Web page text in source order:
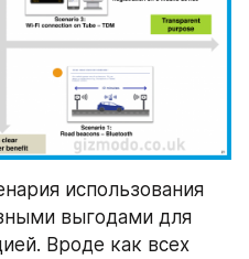
использования
выгодами для
Вроде как всех